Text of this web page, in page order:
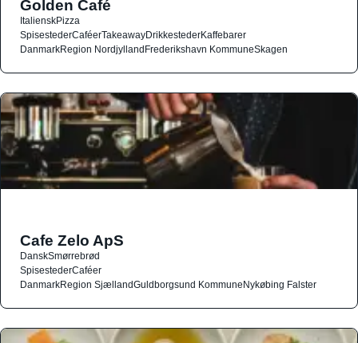
Golden Café
ItalienskPizza
SpisestederCaféerTakeawayDrikkestederKaffebarer
DanmarkRegion NordjyllandFrederikshavn KommuneSkagen
Cafe Zelo ApS
DanskSmørrebrød
SpisestederCaféer
DanmarkRegion SjællandGuldborgsund KommuneNykøbing Falster